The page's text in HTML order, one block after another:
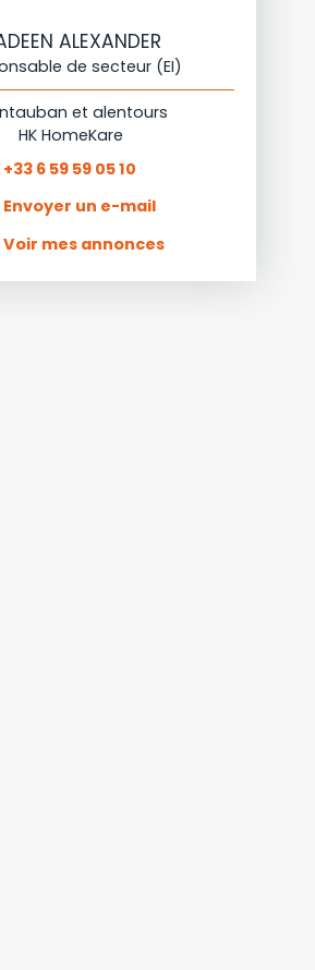
ALEXANDER
de secteur (EI)
et alentours
HK HomeKare
+33 6 59 59 05 10
Envoyer un e-mail
Voir mes annonces